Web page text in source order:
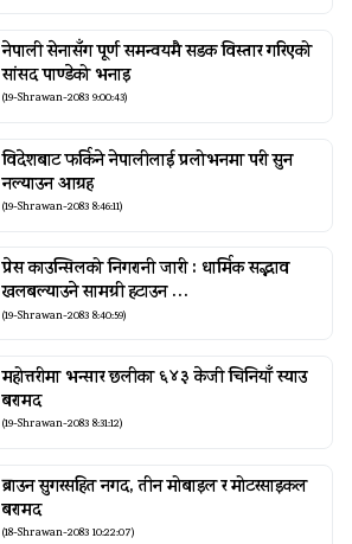
नेपाली सेनासँग पूर्ण समन्वयमै सडक विस्तार गरिएको
सांसद पाण्डेको भनाइ
(19-Shrawan-2083 9:00:43)
विदेशबाट फर्किने नेपालीलाई प्रलोभनमा परी सुन
नल्याउन आग्रह
(19-Shrawan-2083 8:46:11)
प्रेस काउन्सिलको निगरानी जारी : धार्मिक सद्भाव
खलबल्याउने सामग्री हटाउन …
(19-Shrawan-2083 8:40:59)
महोत्तरीमा भन्सार छलीका ६४३ केजी चिनियाँ स्याउ
बरामद
(19-Shrawan-2083 8:31:12)
ब्राउन सुगरसहित नगद, तीन मोबाइल र मोटरसाइकल
बरामद
(18-Shrawan-2083 10:22:07)